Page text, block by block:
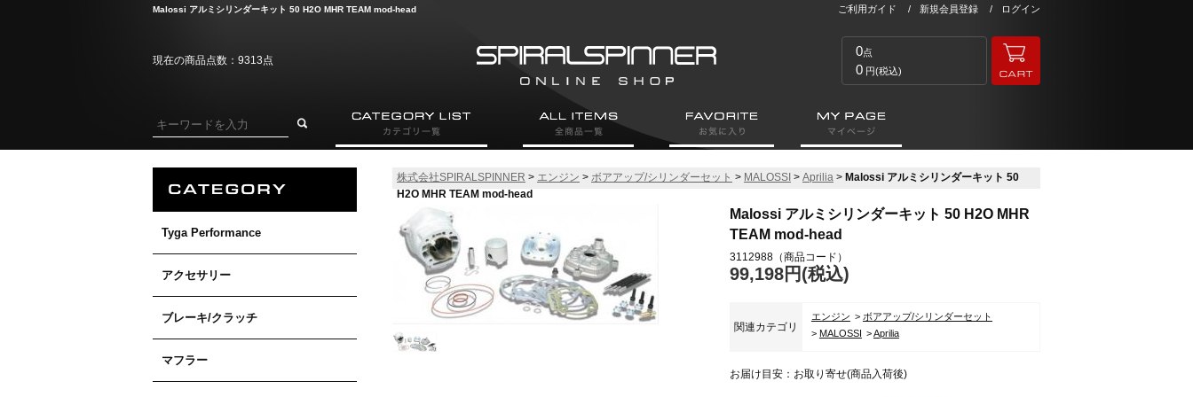
Malossi アルミシリンダーキット 50 H2O MHR TEAM mod-head ご利用ガイド 新規会員登録 ログイン
現在の商品点数：9313点
0点
0 円(税込)
Tyga Performance
アクセサリー
ブレーキ/クラッチ
マフラー
株式会社SPIRALSPINNER > エンジン > ボアアップ/シリンダーセット > MALOSSI > Aprilia > Malossi アルミシリンダーキット 50
H2O MHR TEAM mod-head
Malossi アルミシリンダーキット 50 H2O MHR
TEAM mod-head
3112988 （商品コード）
99,198円(税込)
関連カテゴリ
エンジン
ボアアップ/シリンダーセット
MALOSSI
Aprilia
お届け目安：お取り寄せ(商品入荷後)